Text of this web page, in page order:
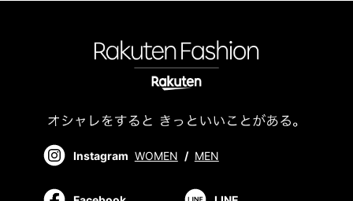
Instagram WOMEN / MEN